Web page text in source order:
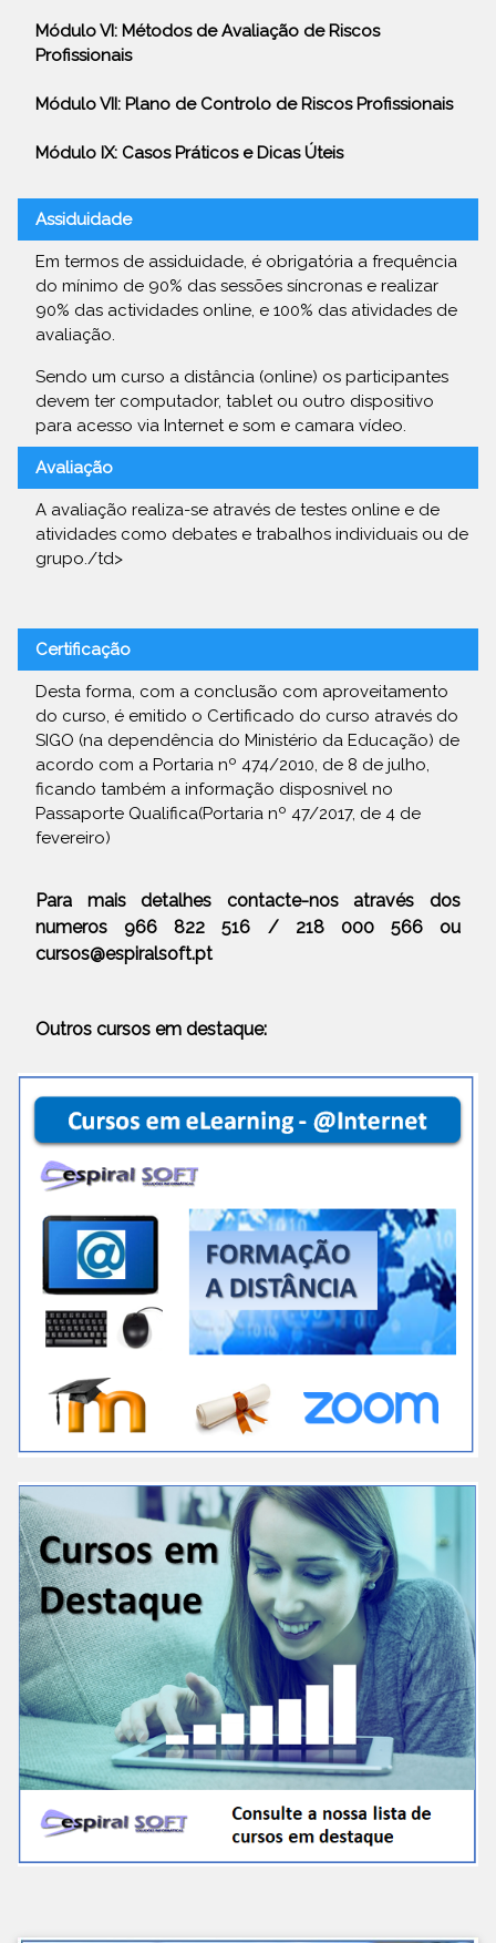
Módulo VI: Métodos de Avaliação de Riscos
Profissionais
Módulo VII: Plano de Controlo de Riscos Profissionais
Módulo IX: Casos Práticos e Dicas Úteis
Assiduidade
Em termos de assiduidade, é obrigatória a frequência
do mínimo de 90% das sessões síncronas e realizar
90% das actividades online, e 100% das atividades de
avaliação.
Sendo um curso a distância (online) os participantes
devem ter computador, tablet ou outro dispositivo
para acesso via Internet e som e camara vídeo.
Avaliação
A avaliação realiza-se através de testes online e de
atividades como debates e trabalhos individuais ou de
grupo./td>
Certificação
Desta forma, com a conclusão com aproveitamento
do curso, é emitido o Certificado do curso através do
SIGO (na dependência do Ministério da Educação) de
acordo com a Portaria nº 474/2010, de 8 de julho,
ficando também a informação disposnivel no
Passaporte Qualifica(Portaria nº 47/2017, de 4 de
fevereiro)
Para mais detalhes contacte-nos através dos
numeros 966 822 516 / 218 000 566 ou
cursos@espiralsoft.pt
Outros cursos em destaque: